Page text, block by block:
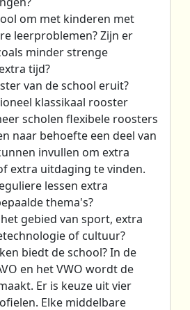
om met kinderen met
leerproblemen? Zijn er
minder strenge
tijd?
van de school eruit?
klassikaal rooster
scholen flexibele roosters
naar behoefte een deel van
invullen om extra
extra uitdaging te vinden.
lessen extra
thema's?
gebied van sport, extra
of cultuur?
biedt de school? In de
en het VWO wordt de
Er is keuze uit vier
Elke middelbare